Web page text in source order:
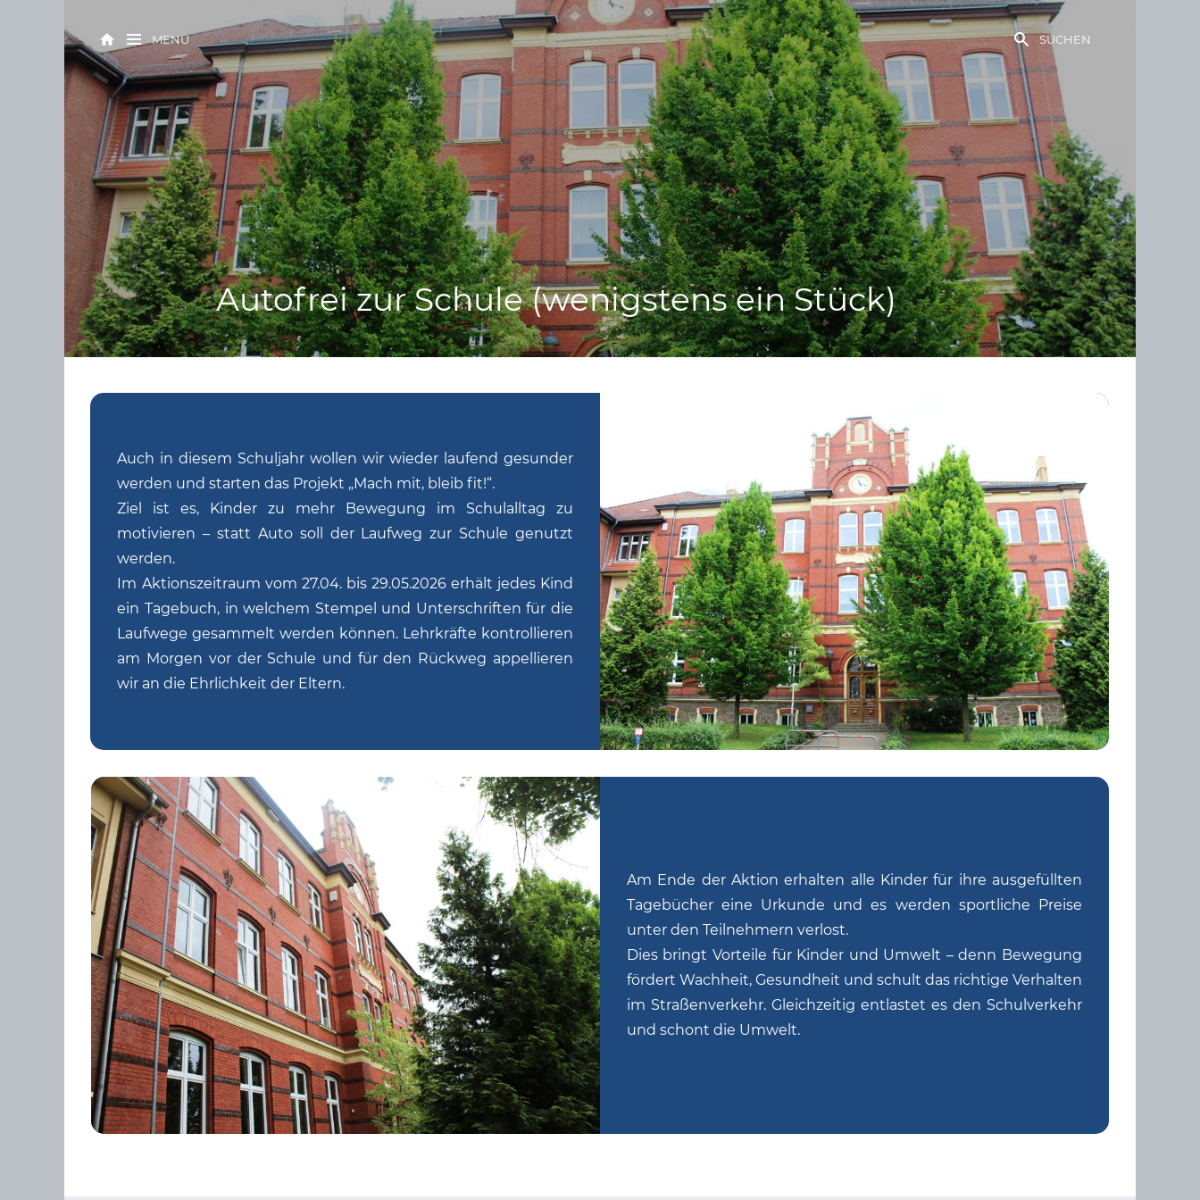
MENÜ SUCHEN
Autofrei zur Schule (wenigstens ein Stück)
Auch in diesem Schuljahr wollen wir wieder laufend gesunder
werden und starten das Projekt „Mach mit, bleib fit!“.
Ziel ist es, Kinder zu mehr Bewegung im Schulalltag zu
motivieren – statt Auto soll der Laufweg zur Schule genutzt
werden.
Im Aktionszeitraum vom 27.04. bis 29.05.2026 erhält jedes Kind
ein Tagebuch, in welchem Stempel und Unterschriften für die
Laufwege gesammelt werden können. Lehrkräfte kontrollieren
am Morgen vor der Schule und für den Rückweg appellieren
wir an die Ehrlichkeit der Eltern.
Am Ende der Aktion erhalten alle Kinder für ihre ausgefüllten
Tagebücher eine Urkunde und es werden sportliche Preise
unter den Teilnehmern verlost.
Dies bringt Vorteile für Kinder und Umwelt – denn Bewegung
fördert Wachheit, Gesundheit und schult das richtige Verhalten
im Straßenverkehr. Gleichzeitig entlastet es den Schulverkehr
und schont die Umwelt.